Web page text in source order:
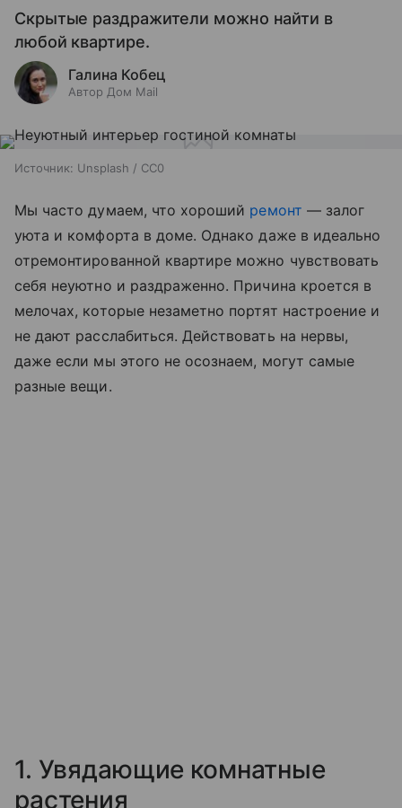
Скрытые раздражители можно найти в
любой квартире.
Галина Кобец
Автор Дом Mail
Источник: Unsplash / CC0
Мы часто думаем, что хороший ремонт — залог
уюта и комфорта в доме. Однако даже в идеально
отремонтированной квартире можно чувствовать
себя неуютно и раздраженно. Причина кроется в
мелочах, которые незаметно портят настроение и
не дают расслабиться. Действовать на нервы,
даже если мы этого не осознаем, могут самые
разные вещи.
1. Увядающие комнатные
растения